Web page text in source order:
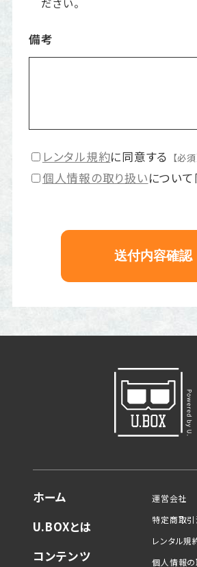
備考
レンタル規約に同意する 【必須
個人情報の取り扱いについ
ホーム
U.BOXとは
コンテンツ
運営会社
特定商取引
レンタル規
個人情報